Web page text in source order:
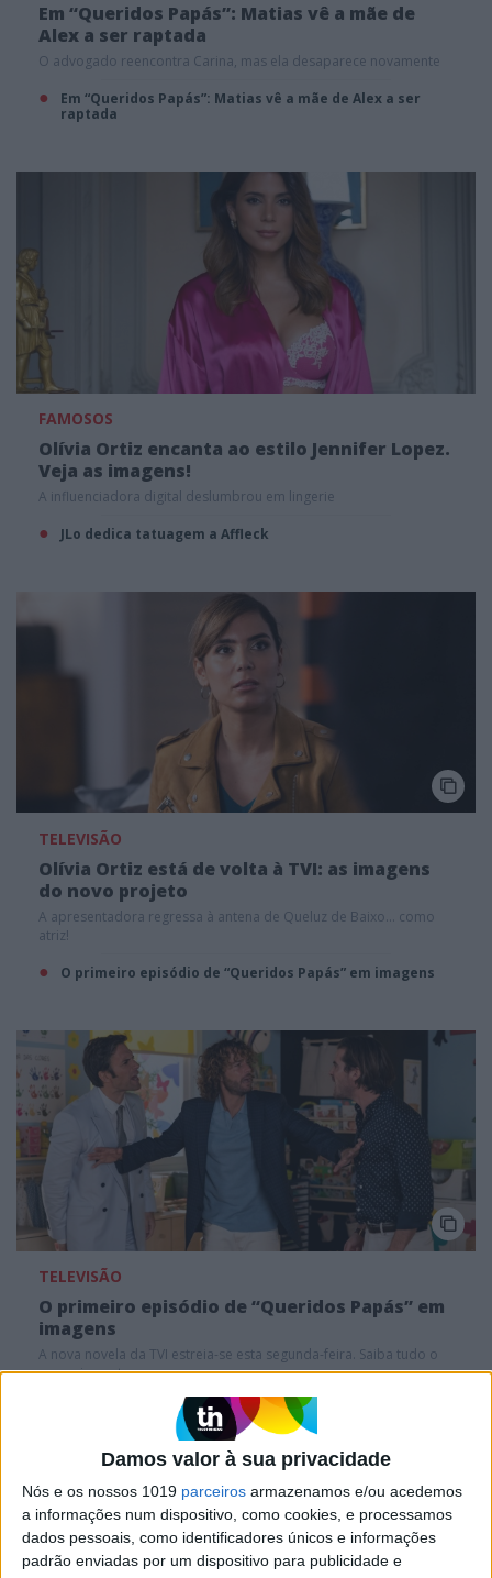
Damos valor à sua privacidade
Nós e os nossos 1019 parceiros armazenamos e/ou acedemos
a informações num dispositivo, como cookies, e processamos
dados pessoais, como identificadores únicos e informações
padrão enviadas por um dispositivo para publicidade e
Em “Queridos Papás”: Matias vê a mãe de
Alex a ser raptada
O advogado reencontra Carina, mas ela desaparece novamente
Em “Queridos Papás”: Matias vê a mãe de Alex a ser
raptada
FAMOSOS
Olívia Ortiz encanta ao estilo Jennifer Lopez.
Veja as imagens!
A influenciadora digital deslumbrou em lingerie
JLo dedica tatuagem a Affleck
TELEVISÃO
Olívia Ortiz está de volta à TVI: as imagens
do novo projeto
A apresentadora regressa à antena de Queluz de Baixo... como
atriz!
O primeiro episódio de “Queridos Papás” em imagens
TELEVISÃO
O primeiro episódio de “Queridos Papás” em
imagens
A nova novela da TVI estreia-se esta segunda-feira. Saiba tudo o
que vai acontecer
Quem é Quem na nova novela da TVI “Queridos Papás”